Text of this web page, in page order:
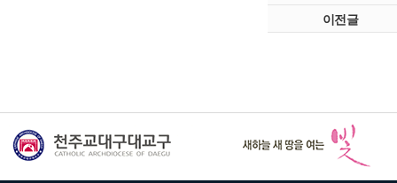
이전글